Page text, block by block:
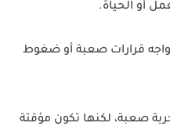
أو الحياة.
يواجه قرارات صعبة أو ضغوط
صعبة، لكنها تكون مؤقتة